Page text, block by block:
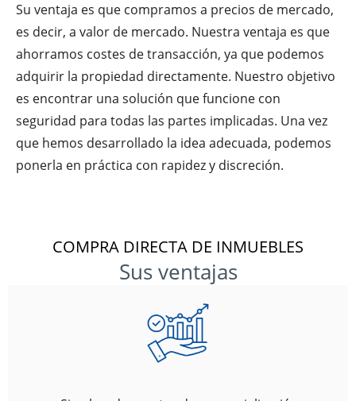
Su ventaja es que compramos a precios de mercado,
es decir, a valor de mercado. Nuestra ventaja es que
ahorramos costes de transacción, ya que podemos
adquirir la propiedad directamente. Nuestro objetivo
es encontrar una solución que funcione con
seguridad para todas las partes implicadas. Una vez
que hemos desarrollado la idea adecuada, podemos
ponerla en práctica con rapidez y discreción.
COMPRA DIRECTA DE INMUEBLES
Sus ventajas